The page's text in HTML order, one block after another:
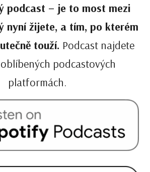
podcast – je to most mezi
nyní žijete, a tím, po kterém
touží. Podcast najdete
podcastových
platformách.